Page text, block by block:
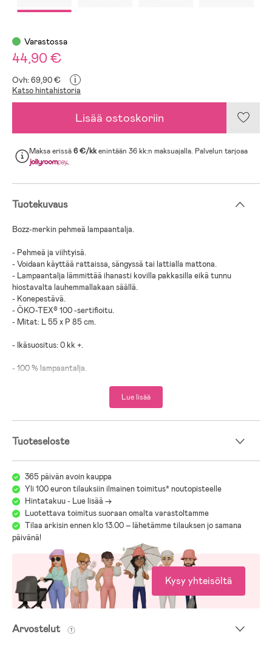
Varastossa
44,90 €
Ovh: 69,90 € i
Katso hintahistoria
Lisää ostoskoriin
Maksa erissä6 €/kkenintään 36 kk:n maksuajalla. Palvelun tarjoaa
.
Tuotekuvaus
Bozz-merkin pehmeä lampaantalja.
- Pehmeä ja viihtyisä.
- Voidaan käyttää rattaissa, sängyssä tai lattialla mattona.
- Lampaantalja lämmittää ihanasti kovilla pakkasilla eikä tunnu
hiostavalta lauhemmallakaan säällä.
- Konepestävä.
- ÖKO-TEX® 100 -sertifioitu.
- Mitat: L 55 x P 85 cm.
- Ikäsuositus: 0 kk +.
- 100 % lampaantalja.
Lue lisää
Tuoteseloste
365 päivän avoin kauppa
Yli 100 euron tilauksiin ilmainen toimitus* noutopisteelle
Hintatakuu - Lue lisää ->
Luotettava toimitus suoraan omalta varastoltamme
Tilaa arkisin ennen klo 13.00 – lähetämme tilauksen jo samana
päivänä!
Kysy yhteisöltä
Arvostelut